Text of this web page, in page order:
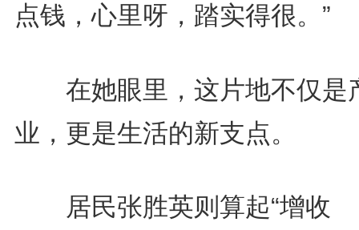
点钱，心里呀，踏实得很。”
在她眼里，这片地不仅是
业，更是生活的新支点。
居民张胜英则算起“增收